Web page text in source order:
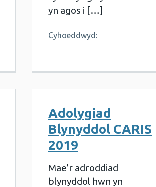
yn agos i […]
Cyhoeddwyd:
Adolygiad
Blynyddol CARIS
2019
Mae’r adroddiad
blynyddol hwn yn